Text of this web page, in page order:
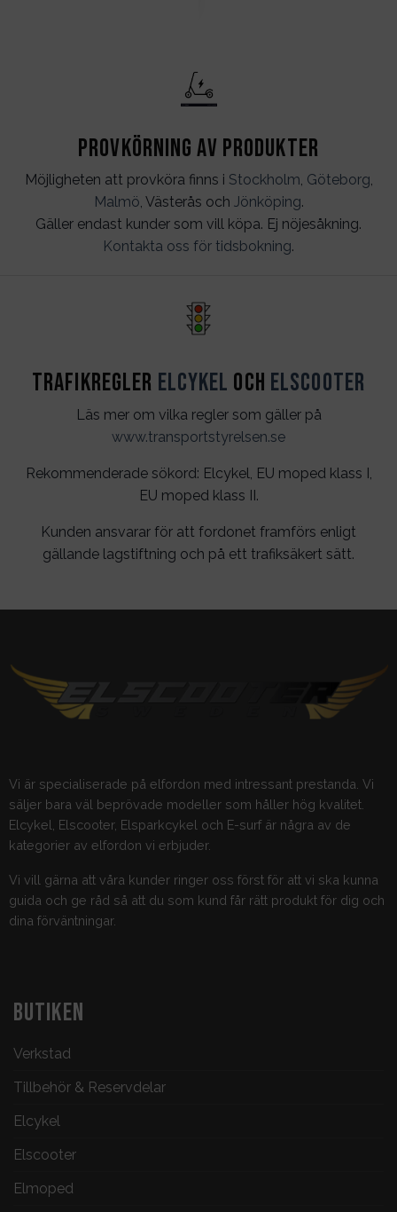
Provkörning av produkter
Möjligheten att provköra finns i Stockholm, Göteborg,
Malmö, Västerås och Jönköping.
Gäller endast kunder som vill köpa. Ej nöjesåkning.
Kontakta oss för tidsbokning.
Trafikregler Elcykel och Elscooter
Läs mer om vilka regler som gäller på
www.transportstyrelsen.se
Rekommenderade sökord: Elcykel, EU moped klass I,
EU moped klass II.
Kunden ansvarar för att fordonet framförs enligt
gällande lagstiftning och på ett trafiksäkert sätt.
Vi är specialiserade på elfordon med intressant prestanda. Vi
säljer bara väl beprövade modeller som håller hög kvalitet.
Elcykel, Elscooter, Elsparkcykel och E-surf är några av de
kategorier av elfordon vi erbjuder.
Vi vill gärna att våra kunder ringer oss först för att vi ska kunna
guida och ge råd så att du som kund får rätt produkt för dig och
dina förväntningar.
BUTIKEN
Verkstad
Tillbehör & Reservdelar
Elcykel
Elscooter
Elmoped